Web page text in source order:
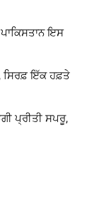
ਇਸ
ਸਿਰਫ਼ ਇੱਕ ਹਫ਼ਤੇ
ਪ੍ਰੀਤੀ ਸਪਰੂ,